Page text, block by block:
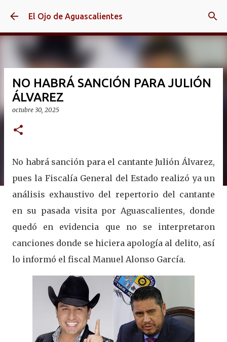
Ir al contenido principal
El Ojo de Aguascalientes
NO HABRÁ SANCIÓN PARA JULIÓN
ÁLVAREZ
octubre 30, 2025
No habrá sanción para el cantante Julión Álvarez,
pues la Fiscalía General del Estado realizó ya un
análisis exhaustivo del repertorio del cantante
en su pasada visita por Aguascalientes, donde
quedó en evidencia que no se interpretaron
canciones donde se hiciera apología al delito, así
lo informó el fiscal Manuel Alonso García.